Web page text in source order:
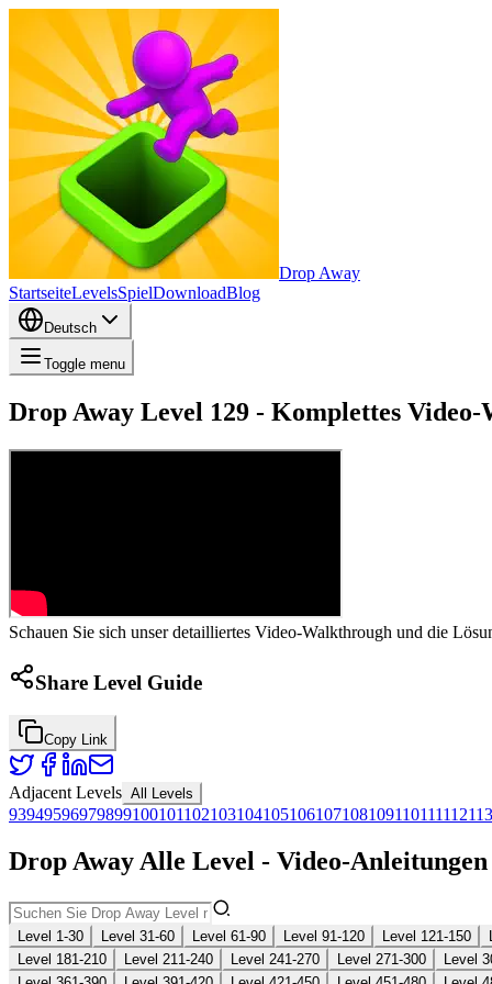
Drop Away
StartseiteLevelsSpielDownloadBlog
Deutsch
Toggle menu
Drop Away Level 129 - Komplettes
Schauen Sie sich unser detailliertes Video-Walkthrough und die
Share Level Guide
Copy Link
Adjacent Levels All Levels
93949596979899100101102103104105106107108109110111112113
Drop Away Alle Level - Video-
Level 1-30 Level 31-60 Level 61-90 Level 91-120 Level 121-150
Level 181-210
Level 211-240 Level 241-270 Level 271-300
Level